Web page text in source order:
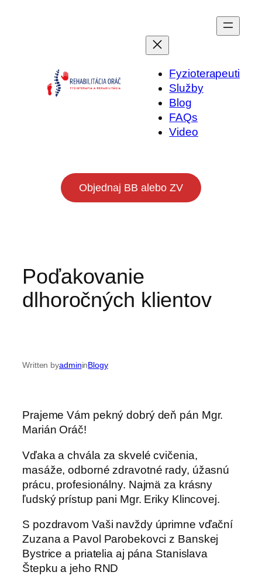
Fyzioterapeuti
Služby
Blog
FAQs
Video
Objednaj BB alebo ZV
Poďakovanie
dlhoročných klientov
Written byadmininBlogy
Prajeme Vám pekný dobrý deň pán Mgr.
Marián Oráč!
Vďaka a chvála za skvelé cvičenia,
masáže, odborné zdravotné rady, úžasnú
prácu, profesionálny. Najmä za krásny
ľudský prístup pani Mgr. Eriky Klincovej.
S pozdravom Vaši navždy úprimne vďační
Zuzana a Pavol Parobekovci z Banskej
Bystrice a priatelia aj pána Stanislava
Štepku a jeho RND